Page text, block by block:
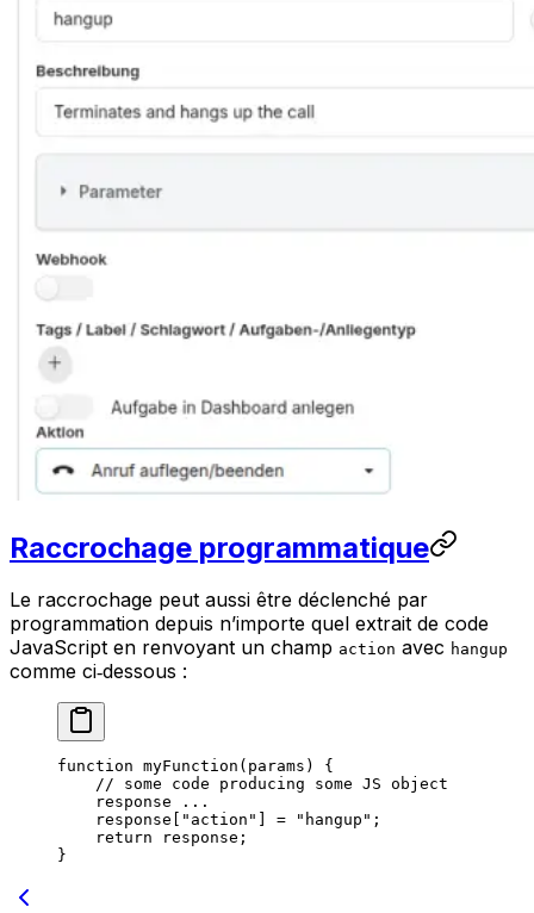
Raccrochage programmatique
Le raccrochage peut aussi être déclenché par
programmation depuis n’importe quel extrait de code
JavaScript en renvoyant un champ action avec hangup
comme ci‑dessous :
function myFunction ( params ) {
    // some code producing some JS object
    response
...
    response[
"action" = "hangup" ;
    return
response;
}